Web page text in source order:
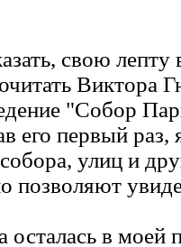
свою лепту
Виктора
"Собор
его первый раз,
улиц и
позволяют
в моей